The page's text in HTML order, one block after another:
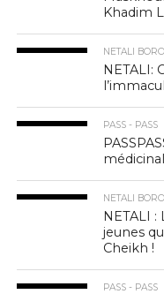
Khadim
NETALI
NETALI:
PASS - PASS
NETALI
NETALI
jeunes
Cheikh !
PASS - PASS